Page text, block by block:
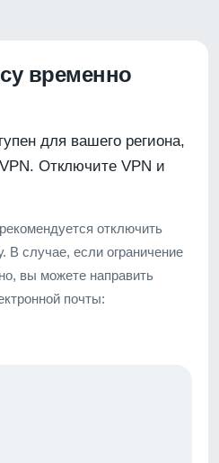
временно
для вашего региона,
Отключите VPN и
отключить
В случае, если ограничение
вы можете направить
почты: